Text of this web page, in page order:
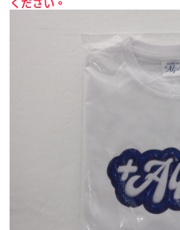
ください。